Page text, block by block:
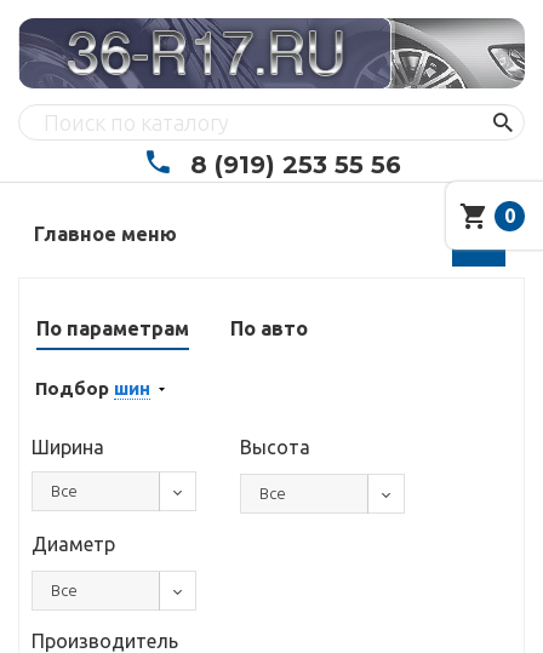
8 (919) 253 55 56
Главное меню
По параметрам По авто
Подбор шин
Ширина
Все
Высота
Все
Диаметр
Все
Производитель
0